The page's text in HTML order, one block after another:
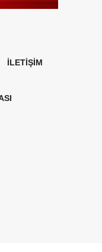
İLETİŞİM